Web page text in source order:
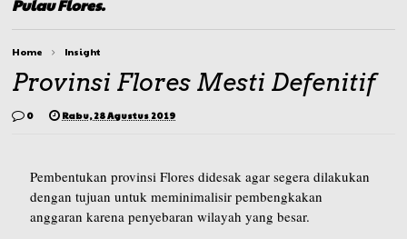
Pulau Flores.
Home Insight
Provinsi Flores Mesti Defenitif
0 Rabu, 28 Agustus 2019
Pembentukan provinsi Flores didesak agar segera dilakukan
dengan tujuan untuk meminimalisir pembengkakan
anggaran karena penyebaran wilayah yang besar.